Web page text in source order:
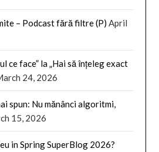
– Podcast fără filtre (P) April
ce face” la „Hai să înțeleg exact
24, 2026
spun: Nu mănânci algoritmi,
15, 2026
eu in Spring SuperBlog 2026?